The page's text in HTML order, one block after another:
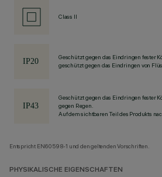
Class II
Geschützt gegen das Eindringen fester
geschützt gegen das Eindringen von
Geschützt gegen das Eindringen fester
gegen Regen.
Auf dem sichtbaren Teil des Produkts
Entspricht EN60598-1 und den geltenden Vorschriften.
PHYSIKALISCHE EIGENSCHAFTEN